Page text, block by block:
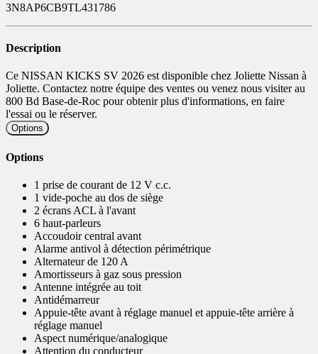
3N8AP6CB9TL431786
Description
Ce NISSAN KICKS SV 2026 est disponible chez Joliette Nissan à
Joliette. Contactez notre équipe des ventes ou venez nous visiter au
800 Bd Base-de-Roc pour obtenir plus d'informations, en faire
l'essai ou le réserver.
Options
Options
1 prise de courant de 12 V c.c.
1 vide-poche au dos de siège
2 écrans ACL à l'avant
6 haut-parleurs
Accoudoir central avant
Alarme antivol à détection périmétrique
Alternateur de 120 A
Amortisseurs à gaz sous pression
Antenne intégrée au toit
Antidémarreur
Appuie-tête avant à réglage manuel et appuie-tête arrière à
réglage manuel
Aspect numérique/analogique
Attention du conducteur